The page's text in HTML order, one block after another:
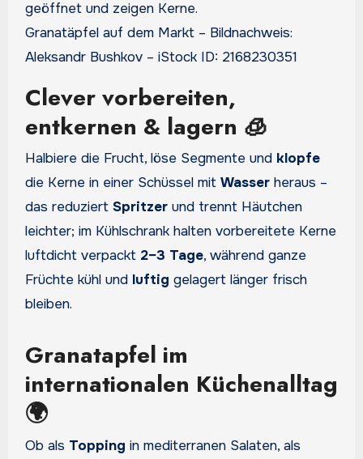
Granatäpfel auf dem Markt – Bildnachweis:
Aleksandr Bushkov – iStock ID: 2168230351
Clever vorbereiten,
entkernen & lagern 🧊
Halbiere die Frucht, löse Segmente und klopfe
die Kerne in einer Schüssel mit Wasserheraus –
das reduziert Spritzerund trennt Häutchen
leichter; im Kühlschrank halten vorbereitete Kerne
luftdicht verpackt 2–3 Tage, während ganze
Früchte kühl und luftig gelagert länger frisch
bleiben.
Granatapfel im
internationalen Küchenalltag
🌍
Ob als Topping in mediterranen Salaten, als